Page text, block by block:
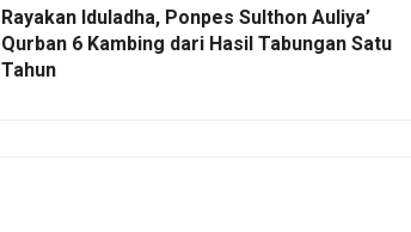
Rayakan Iduladha, Ponpes Sulthon Auliya’
Qurban 6 Kambing dari Hasil Tabungan Satu
Tahun